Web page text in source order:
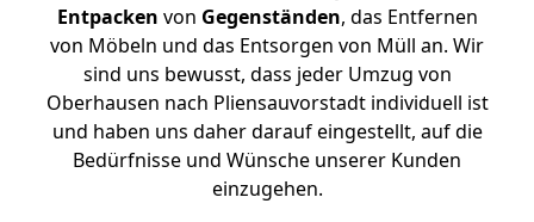
Entpacken von Gegenständen, das Entfernen
von Möbeln und das Entsorgen von Müll an. Wir
sind uns bewusst, dass jeder Umzug von
Oberhausen nach Pliensauvorstadt individuell ist
und haben uns daher darauf eingestellt, auf die
Bedürfnisse und Wünsche unserer Kunden
einzugehen.